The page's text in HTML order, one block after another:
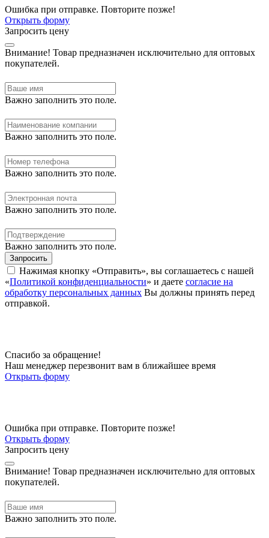
Ошибка при отправке. Повторите позже!
Открыть форму
Запросить цену
Внимание! Товар предназначен исключительно для оптовых
покупателей.
Важно заполнить это поле.
Важно заполнить это поле.
Важно заполнить это поле.
Важно заполнить это поле.
Важно заполнить это поле.
Запросить
Нажимая кнопку «Отправить», вы соглашаетесь с нашей
«Политикой конфиденциальности» и даете согласие на
обработку персональных данных Вы должны принять перед
отправкой.
Спасибо за обращение!
Наш менеджер перезвонит вам в ближайшее время
Открыть форму
Ошибка при отправке. Повторите позже!
Открыть форму
Запросить цену
Внимание! Товар предназначен исключительно для оптовых
покупателей.
Важно заполнить это поле.